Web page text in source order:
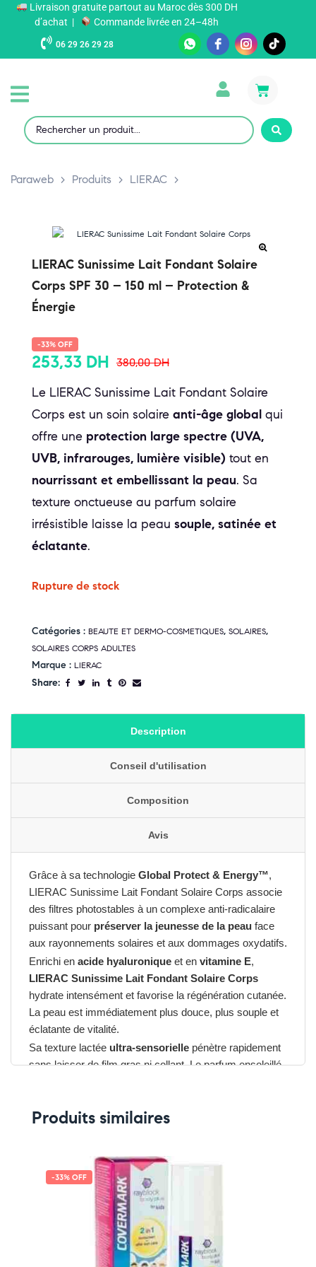
Livraison gratuite partout au Maroc dès 300 DH
d’achat |
Commande livrée en 24–48h
06 29 26 29 28
Paraweb > Produits > LIERAC >
LIERAC Sunissime Lait Fondant Solaire
Corps SPF 30 – 150 ml – Protection &
Énergie
-33% OFF
380,00DH
253,33 DH
Le LIERAC Sunissime Lait Fondant Solaire
Corps est un soin solaire anti-âge global qui
offre une protection large spectre (UVA,
UVB, infrarouges, lumière visible) tout en
nourrissant et embellissant la peau. Sa
texture onctueuse au parfum solaire
irrésistible laisse la peau souple, satinée et
éclatante.
Rupture de stock
Catégories : BEAUTE ET DERMO-COSMETIQUES, SOLAIRES,
SOLAIRES CORPS ADULTES
Marque : LIERAC
Share:
Description
Conseil d'utilisation
Composition
Avis
Grâce à sa technologie Global Protect & Energy™,
LIERAC Sunissime Lait Fondant Solaire Corps associe
des filtres photostables à un complexe anti-radicalaire
puissant pour préserver la jeunesse de la peau face
aux rayonnements solaires et aux dommages oxydatifs.
Enrichi en acide hyaluronique et en vitamine E,
LIERAC Sunissime Lait Fondant Solaire Corps
hydrate intensément et favorise la régénération cutanée.
La peau est immédiatement plus douce, plus souple et
éclatante de vitalité.
Sa texture lactée ultra-sensorielle pénètre rapidement
sans laisser de film gras ni collant. Le parfum ensoleillé
➤ Protection large spectre SPF 30 contre UVA, UVB, IR
et lumière bleue
➤ Préserve la jeunesse de la peau et prévient le
vieillissement cutané
➤ Hydrate intensément et laisse la peau satinée
➤ Texture fondante, non collante, parfum solaire
Produits similaires
-33% OFF